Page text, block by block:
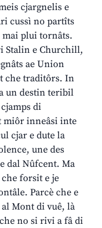
cjargnelis e
cussì no partîts
mai plui tornâts.
Stalin e Churchill,
ae Union
che traditôrs. In
un destin teribil
di
miôr inneâsi inte
cjar e dute la
une des
dal Nûfcent. Ma
forsit e je
Parcè che e
Mont di vuê, là
no si rivi a fâ di